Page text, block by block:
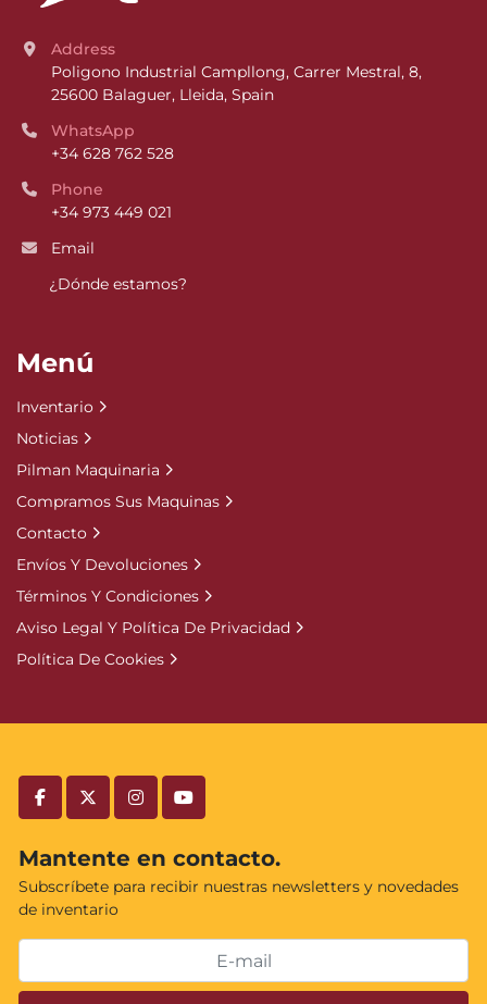
facebooktwitterinstagramyoutube
Mantente en contacto.
Subscríbete para recibir nuestras newsletters y novedades
de inventario
Address
Poligono Industrial Campllong, Carrer Mestral, 8,
25600 Balaguer, Lleida, Spain
WhatsApp
+34 628 762 528
Phone
+34 973 449 021
Email
¿Dónde estamos?
Menú
Inventario
Noticias
Pilman Maquinaria
Compramos Sus Maquinas
Contacto
Envíos Y Devoluciones
Términos Y Condiciones
Aviso Legal Y Política De Privacidad
Política De Cookies